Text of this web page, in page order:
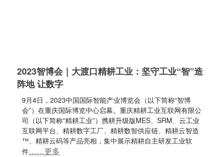
2023智博会｜大渡口精耕工业：坚守工业“智”造
阵地 让数字
9月4日，2023中国国际智能产业博览会（以下简称“智博
会”）在重庆国际博览中心启幕。重庆精耕工业互联网有限公
司（以下简称“精耕工业”）携耕升级版MES、SRM、云工业
互联网平台、精耕数字工厂、精耕数智供应链、精耕云智造
™、精耕云码等产品亮相，集中展示精耕自主研发工业软
件……更多